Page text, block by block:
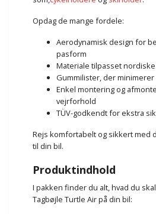
Opdag de mange fordele:
Aerodynamisk design for
pasform
Materiale tilpasset
Gummilister, der
Enkel montering og
vejrforhold
TÜV-godkendt for ekstra
Rejs komfortabelt og sikkert med
til din bil.
Produktindhold
I pakken finder du alt, hvad du
Tagbøjle Turtle Air på din bil: